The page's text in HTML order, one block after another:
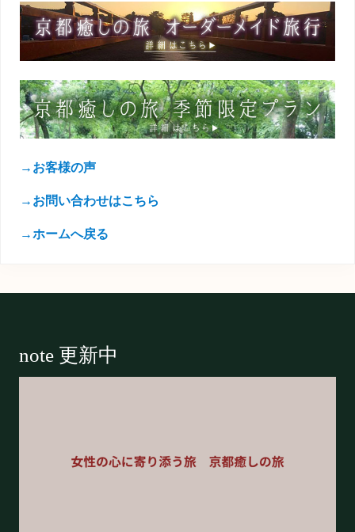
→お客様の声
→お問い合わせはこちら
→ホームへ戻る
note 更新中